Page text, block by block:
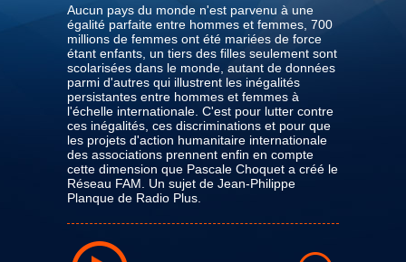
Aucun pays du monde n'est parvenu à une
égalité parfaite entre hommes et femmes, 700
millions de femmes ont été mariées de force
étant enfants, un tiers des filles seulement sont
scolarisées dans le monde, autant de données
parmi d'autres qui illustrent les inégalités
persistantes entre hommes et femmes à
l'échelle internationale. C'est pour lutter contre
ces inégalités, ces discriminations et pour que
les projets d'action humanitaire internationale
des associations prennent enfin en compte
cette dimension que Pascale Choquet a créé le
Réseau FAM. Un sujet de Jean-Philippe
Planque de Radio Plus.